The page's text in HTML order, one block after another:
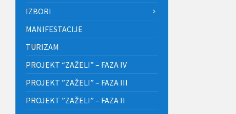
IZBORI
MANIFESTACIJE
TURIZAM
PROJEKT “ZAŽELI” – FAZA IV
PROJEKT ”ZAŽELI” – FAZA III
PROJEKT ”ZAŽELI” – FAZA II